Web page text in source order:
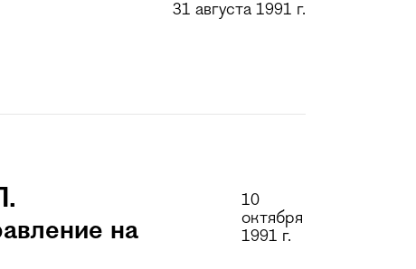
31 августа 1991 г.
на
10
октября
1991 г.